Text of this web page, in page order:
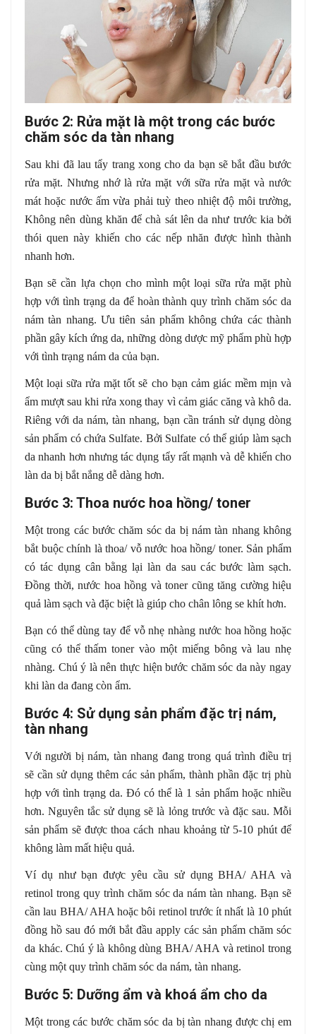
Bước 2: Rửa mặt là một trong các bước
chăm sóc da tàn nhang
Sau khi đã lau tẩy trang xong cho da bạn sẽ bắt đầu bước
rửa mặt. Nhưng nhớ là rửa mặt với sữa rửa mặt và nước
mát hoặc nước ấm vừa phải tuỳ theo nhiệt độ môi trường,
Không nên dùng khăn để chà sát lên da như trước kia bởi
thói quen này khiến cho các nếp nhăn được hình thành
nhanh hơn.
Bạn sẽ cần lựa chọn cho mình một loại sữa rửa mặt phù
hợp với tình trạng da để hoàn thành quy trình chăm sóc da
nám tàn nhang. Ưu tiên sản phẩm không chứa các thành
phần gây kích ứng da, những dòng dược mỹ phẩm phù hợp
với tình trạng nám da của bạn.
Một loại sữa rửa mặt tốt sẽ cho bạn cảm giác mềm mịn và
ẩm mượt sau khi rửa xong thay vì cảm giác căng và khô da.
Riêng với da nám, tàn nhang, bạn cần tránh sử dụng dòng
sản phẩm có chứa Sulfate. Bởi Sulfate có thể giúp làm sạch
da nhanh hơn nhưng tác dụng tẩy rất mạnh và dễ khiến cho
làn da bị bắt nắng dễ dàng hơn.
Bước 3: Thoa nước hoa hồng/ toner
Một trong các bước chăm sóc da bị nám tàn nhang không
bắt buộc chính là thoa/ vỗ nước hoa hồng/ toner. Sản phẩm
có tác dụng cân bằng lại làn da sau các bước làm sạch.
Đồng thời, nước hoa hồng và toner cũng tăng cường hiệu
quả làm sạch và đặc biệt là giúp cho chân lông se khít hơn.
Bạn có thể dùng tay để vỗ nhẹ nhàng nước hoa hồng hoặc
cũng có thể thấm toner vào một miếng bông và lau nhẹ
nhàng. Chú ý là nên thực hiện bước chăm sóc da này ngay
khi làn da đang còn ẩm.
Bước 4: Sử dụng sản phẩm đặc trị nám,
tàn nhang
Với người bị nám, tàn nhang đang trong quá trình điều trị
sẽ cần sử dụng thêm các sản phẩm, thành phần đặc trị phù
hợp với tình trạng da. Đó có thể là 1 sản phẩm hoặc nhiều
hơn. Nguyên tắc sử dụng sẽ là lỏng trước và đặc sau. Mỗi
sản phẩm sẽ được thoa cách nhau khoảng từ 5-10 phút để
không làm mất hiệu quả.
Ví dụ như bạn được yêu cầu sử dụng BHA/ AHA và
retinol trong quy trình chăm sóc da nám tàn nhang. Bạn sẽ
cần lau BHA/ AHA hoặc bôi retinol trước ít nhất là 10 phút
đồng hồ sau đó mới bắt đầu apply các sản phẩm chăm sóc
da khác. Chú ý là không dùng BHA/ AHA và retinol trong
cùng một quy trình chăm sóc da nám, tàn nhang.
Bước 5: Dưỡng ẩm và khoá ẩm cho da
Một trong các bước chăm sóc da bị tàn nhang được chị em